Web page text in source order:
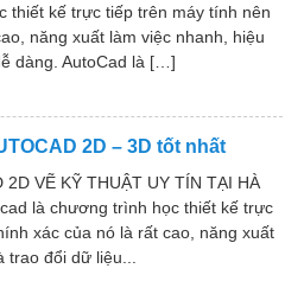
thiết kế trực tiếp trên máy tính nên
năng xuất làm việc nhanh, hiệu
dàng. AutoCad là […]
2D – 3D tốt nhất
2D VẼ KỸ THUẬT UY TÍN TẠI HÀ
là chương trình học thiết kế trực
xác của nó là rất cao, năng xuất
đổi dữ liệu...